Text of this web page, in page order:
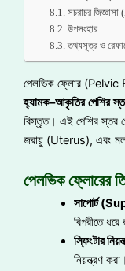
সচরাচর
উপসংহার
তথ্যসূত্র ও
পেলভিক ফ্লোর (Pelvic
হ্যামক–আকৃতির পেশির
বিস্তৃত। এই পেশির স্তর
জরায়ু (Uterus), এবং
পেলভিক ফ্লোরের
সাপোর্ট
বিপরীতে ধরে
স্ফিংটার
নিয়ন্ত্রণ করা।